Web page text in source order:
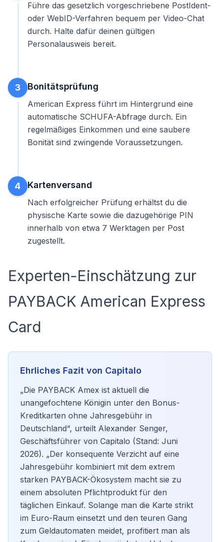
Führe das gesetzlich vorgeschriebene PostIdent-
oder WebID-Verfahren bequem per Video-Chat
durch. Halte dafür deinen gültigen
Personalausweis bereit.
3 Bonitätsprüfung
American Express führt im Hintergrund eine
automatische SCHUFA-Abfrage durch. Ein
regelmäßiges Einkommen und eine saubere
Bonität sind zwingende Voraussetzungen.
4 Kartenversand
Nach erfolgreicher Prüfung erhältst du die
physische Karte sowie die dazugehörige PIN
innerhalb von etwa 7 Werktagen per Post
zugestellt.
Experten-Einschätzung zur
PAYBACK American Express
Card
Ehrliches Fazit von Capitalo
„Die PAYBACK Amex ist aktuell die
unangefochtene Königin unter den Bonus-
Kreditkarten ohne Jahresgebühr in
Deutschland“, urteilt Alexander Senger,
Geschäftsführer von Capitalo (Stand: Juni
2026). „Der konsequente Verzicht auf eine
Jahresgebühr kombiniert mit dem extrem
starken PAYBACK-Ökosystem macht sie zu
einem absoluten Pflichtprodukt für den
täglichen Einkauf. Solange man die Karte strikt
im Euro-Raum einsetzt und den teuren Gang
zum Geldautomaten meidet, profitiert man als